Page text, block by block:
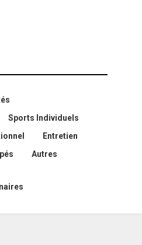
Sports Individuels
Entretien
Autres